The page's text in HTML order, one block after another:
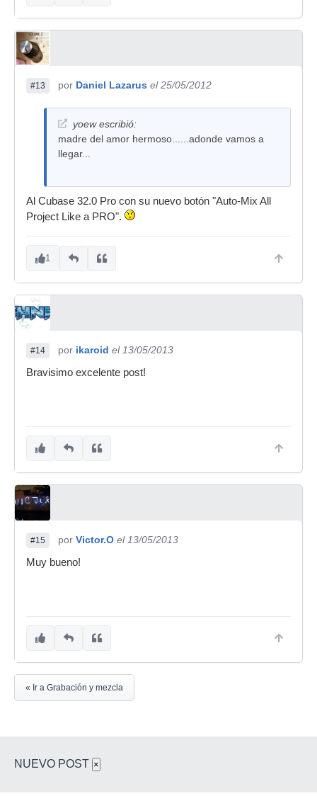
#13 por Daniel Lazarus el 25/05/2012
yoew escribió:
madre del amor hermoso......adonde vamos a
llegar...
Al Cubase 32.0 Pro con su nuevo botón "Auto-Mix All
Project Like a PRO".
1
#14 por ikaroid el 13/05/2013
Bravisimo excelente post!
#15 por Victor.O el 13/05/2013
Muy bueno!
« Ir a Grabación y mezcla
NUEVO POST ×